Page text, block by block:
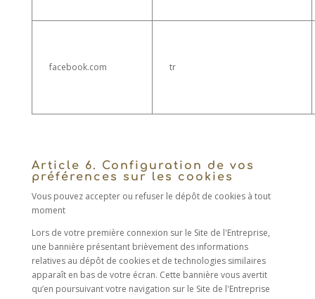
facebook.com tr
Article 6. Configuration de vos
préférences sur les cookies
Vous pouvez accepter ou refuser le dépôt de cookies à tout
moment
Lors de votre première connexion sur le Site de l'Entreprise,
une bannière présentant brièvement des informations
relatives au dépôt de cookies et de technologies similaires
apparaît en bas de votre écran. Cette bannière vous avertit
qu’en poursuivant votre navigation sur le Site de l'Entreprise